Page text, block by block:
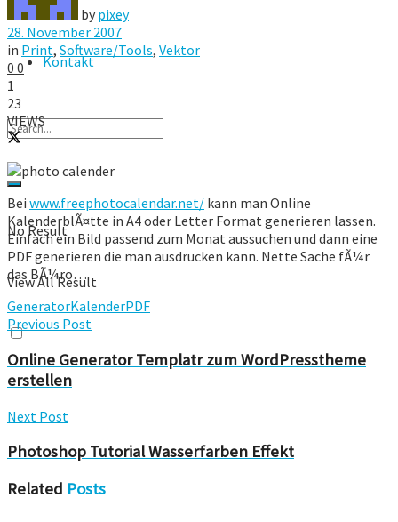
FAQ
Kontakt
No Result
View All Result
by pixey
28. November 2007
in Print, Software/Tools, Vektor
0 0
1
23
VIEWS
Bei www.freephotocalendar.net/ kann man Online
KalenderblÃ¤tte in A4 oder Letter Format generieren lassen.
Einfach ein Bild passend zum Monat aussuchen und dann eine
PDF generieren die man ausdrucken kann. Nette Sache fÃ¼r
das BÃ¼ro…
GeneratorKalenderPDF
Previous Post
Online Generator Templatr zum WordPresstheme
erstellen
Next Post
Photoshop Tutorial Wasserfarben Effekt
Related Posts